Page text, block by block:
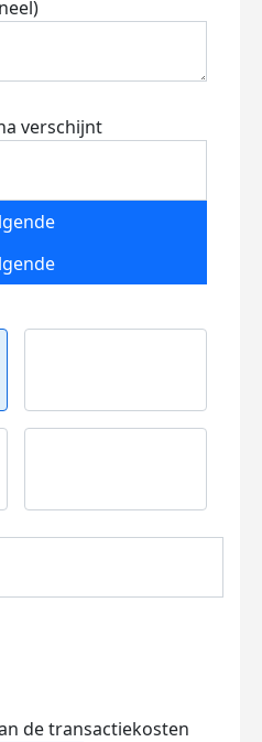
verschijnt
de transactiekosten